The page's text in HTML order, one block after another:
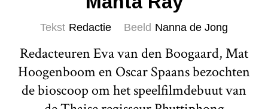
Tekst Redactie Beeld Nanna de Jong
Redacteuren Eva van den Boogaard, Mat
Hoogenboom en Oscar Spaans bezochten
de bioscoop om het speelfilmdebuut van